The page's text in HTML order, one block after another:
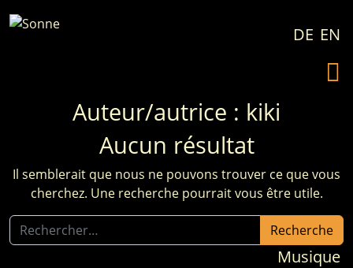
DE EN
Auteur/autrice : kiki
Aucun résultat
Il semblerait que nous ne pouvons trouver ce que vous
cherchez. Une recherche pourrait vous être utile.
Recherche pour :
Musique